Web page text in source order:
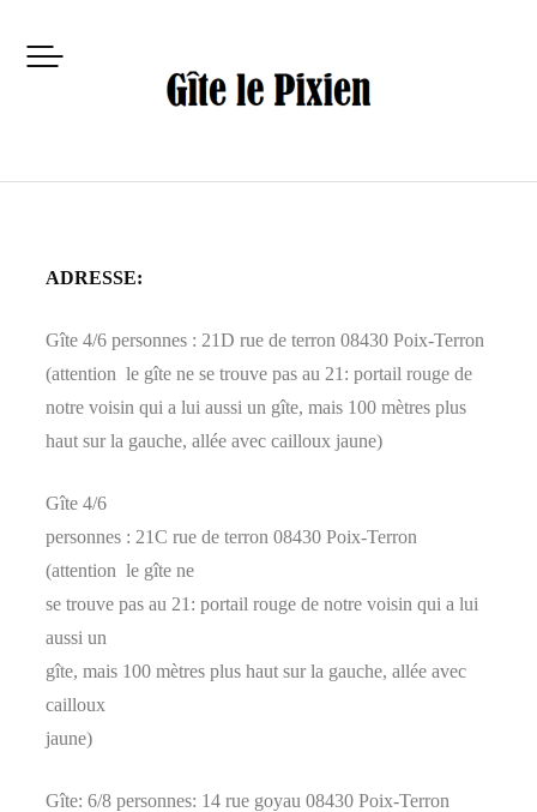
ADRESSE:
Gîte 4/6 personnes : 21D rue de terron 08430 Poix-Terron
(attention le gîte ne se trouve pas au 21: portail rouge de
notre voisin qui a lui aussi un gîte, mais 100 mètres plus
haut sur la gauche, allée avec cailloux jaune)
Gîte 4/6
personnes : 21C rue de terron 08430 Poix-Terron
(attention le gîte ne
se trouve pas au 21: portail rouge de notre voisin qui a lui
aussi un
gîte, mais 100 mètres plus haut sur la gauche, allée avec
cailloux
jaune)
Gîte: 6/8 personnes: 14 rue goyau 08430 Poix-Terron